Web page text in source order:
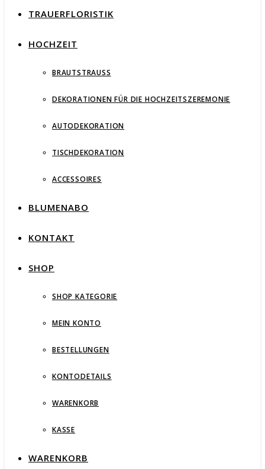
TRAUERFLORISTIK
HOCHZEIT
BRAUTSTRAUSS
DEKORATIONEN FÜR DIE HOCHZEITSZEREMONIE
AUTODEKORATION
TISCHDEKORATION
ACCESSOIRES
BLUMENABO
KONTAKT
SHOP
SHOP KATEGORIE
MEIN KONTO
BESTELLUNGEN
KONTODETAILS
WARENKORB
KASSE
WARENKORB